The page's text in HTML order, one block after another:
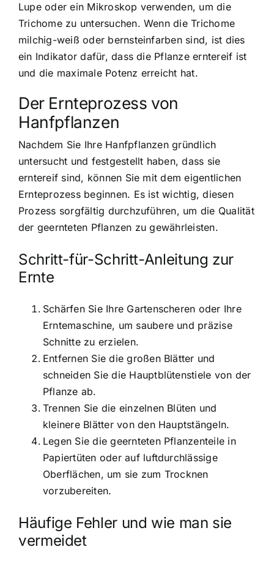
Lupe oder ein Mikroskop verwenden, um die
Trichome zu untersuchen. Wenn die Trichome
milchig-weiß oder bernsteinfarben sind, ist dies
ein Indikator dafür, dass die Pflanze erntereif ist
und die maximale Potenz erreicht hat.
Der Ernteprozess von
Hanfpflanzen
Nachdem Sie Ihre Hanfpflanzen gründlich
untersucht und festgestellt haben, dass sie
erntereif sind, können Sie mit dem eigentlichen
Ernteprozess beginnen. Es ist wichtig, diesen
Prozess sorgfältig durchzuführen, um die Qualität
der geernteten Pflanzen zu gewährleisten.
Schritt-für-Schritt-Anleitung zur
Ernte
Schärfen Sie Ihre Gartenscheren oder Ihre
Erntemaschine, um saubere und präzise
Schnitte zu erzielen.
Entfernen Sie die großen Blätter und
schneiden Sie die Hauptblütenstiele von der
Pflanze ab.
Trennen Sie die einzelnen Blüten und
kleinere Blätter von den Hauptstängeln.
Legen Sie die geernteten Pflanzenteile in
Papiertüten oder auf luftdurchlässige
Oberflächen, um sie zum Trocknen
vorzubereiten.
Häufige Fehler und wie man sie
vermeidet